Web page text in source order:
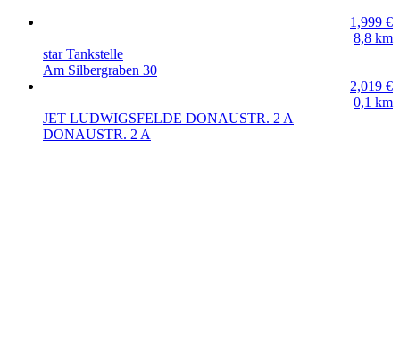
1,999 €
8,8 km
star Tankstelle
Am Silbergraben 30
2,019 €
0,1 km
JET LUDWIGSFELDE DONAUSTR. 2 A
DONAUSTR. 2 A